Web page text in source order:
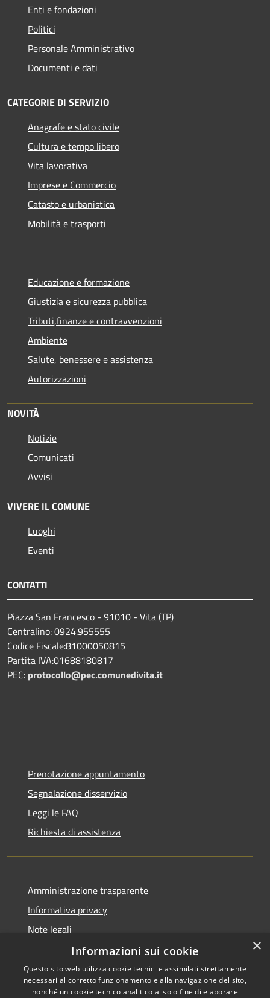
Enti e fondazioni
Politici
Personale Amministrativo
Documenti e dati
CATEGORIE DI SERVIZIO
Anagrafe e stato civile
Cultura e tempo libero
Vita lavorativa
Imprese e Commercio
Catasto e urbanistica
Mobilità e trasporti
Educazione e formazione
Giustizia e sicurezza pubblica
Tributi,finanze e contravvenzioni
Ambiente
Salute, benessere e assistenza
Autorizzazioni
NOVITÀ
Notizie
Comunicati
Avvisi
VIVERE IL COMUNE
Luoghi
Eventi
CONTATTI
Piazza San Francesco - 91010 - Vita (TP)
Centralino: 0924.955555
Codice Fiscale:81000050815
Partita IVA:01688180817
PEC: protocollo@pec.comunedivita.it
Prenotazione appuntamento
Segnalazione disservizio
Leggi le FAQ
Richiesta di assistenza
Amministrazione trasparente
Informativa privacy
Note legali
Dichiarazione di accessibilità
×
Informazioni sui cookie
Questo sito web utilizza cookie tecnici e assimilati strettamente
necessari al corretto funzionamento e alla navigazione del sito,
nonché un cookie tecnico analitico al solo fine di elaborare